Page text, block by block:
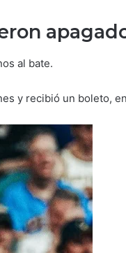
al bate.
y recibió un boleto,